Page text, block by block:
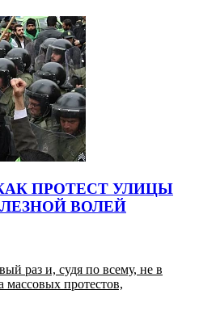
ПРОТЕСТ УЛИЦЫ
ВОЛЕЙ
раз и, судя по всему, не в
массовых протестов,